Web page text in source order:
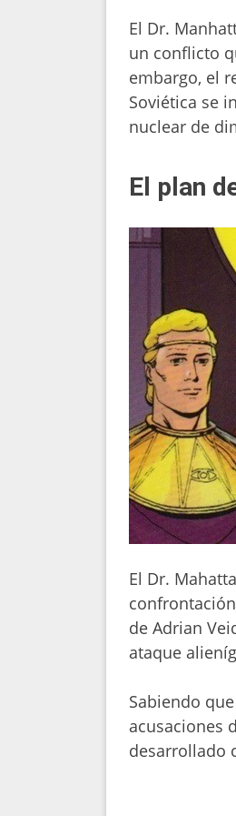
El Dr.
un conflicto
embargo, el
Soviética se
nuclear de
El plan
El Dr.
de Adrian
ataque
Sabiendo
acusaciones
desarrollado